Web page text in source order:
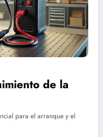
de la
para el arranque y el